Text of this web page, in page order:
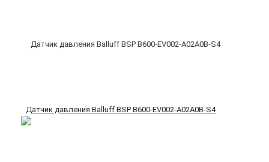
Датчик давления Balluff BSP B600-EV002-A02A0B-S4